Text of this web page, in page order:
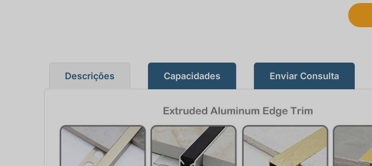
Descrições Capacidades Enviar Consulta